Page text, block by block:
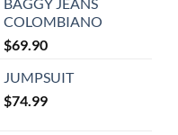
COLOMBIANO
$69.90
JUMPSUIT
$74.99